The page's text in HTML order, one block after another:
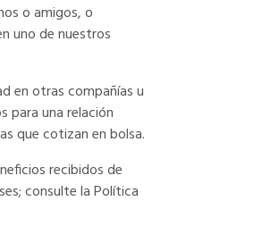
o amigos, o
uno de nuestros
en otras compañías u
para una relación
que cotizan en bolsa.
recibidos de
consulte la Política